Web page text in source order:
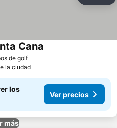
de golfVer precios
Cana
la ciudad
los
Ver precios
más